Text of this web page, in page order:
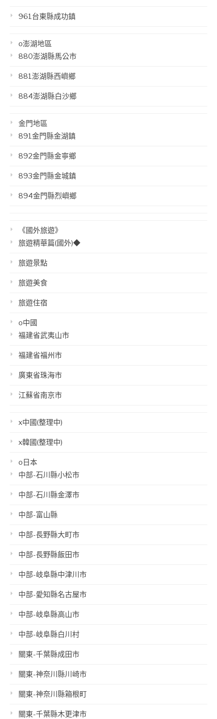
961台東縣成功鎮
o澎湖地區
880澎湖縣馬公市
881澎湖縣西嶼鄉
884澎湖縣白沙鄉
金門地區
891金門縣金湖鎮
892金門縣金寧鄉
893金門縣金城鎮
894金門縣烈嶼鄉
《國外旅遊》
旅遊精華篇(國外)◆
旅遊景點
旅遊美食
旅遊住宿
o中國
福建省武夷山市
福建省福州市
廣東省珠海市
江蘇省南京市
x中國(整理中)
x韓國(整理中)
o日本
中部-石川縣小松市
中部-石川縣金澤市
中部-富山縣
中部-長野縣大町市
中部-長野縣飯田市
中部-岐阜縣中津川市
中部-愛知縣名古屋市
中部-岐阜縣高山市
中部-岐阜縣白川村
關東-千葉縣成田市
關東-神奈川縣川崎市
關東-神奈川縣箱根町
關東-千葉縣木更津市